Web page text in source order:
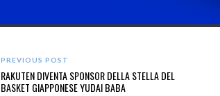
PREVIOUS POST
RAKUTEN DIVENTA SPONSOR DELLA STELLA DEL
BASKET GIAPPONESE YUDAI BABA